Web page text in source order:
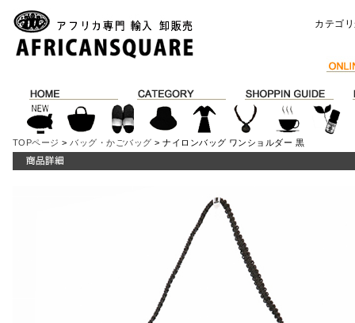
カテゴ
TOPページ > バッグ・かごバッグ > ナイロンバッグ ワンショルダー 黒